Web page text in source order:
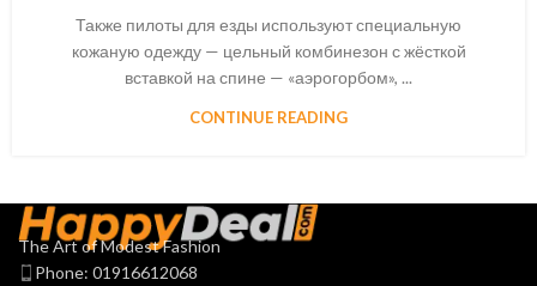
Также пилоты для езды используют специальную
кожаную одежду — цельный комбинезон с жёсткой
вставкой на спине — «аэрогорбом», ...
CONTINUE READING
The Art of Modest Fashion
Phone: 01916612068